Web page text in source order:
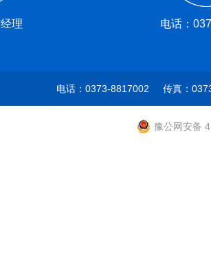
苗经理 电话：
电话：0373-8817002 传真：
豫公网安备